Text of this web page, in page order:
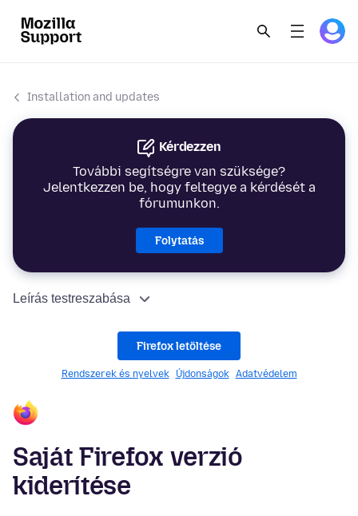
Installation and updates
Kérdezzen
További segítségre van szüksége?
Jelentkezzen be, hogy feltegye a kérdését a
fórumunkon.
Folytatás
Leírás testreszabása
Firefox letöltése
Rendszerek és nyelvek Újdonságok Adatvédelem
Saját Firefox verzió
kiderítése